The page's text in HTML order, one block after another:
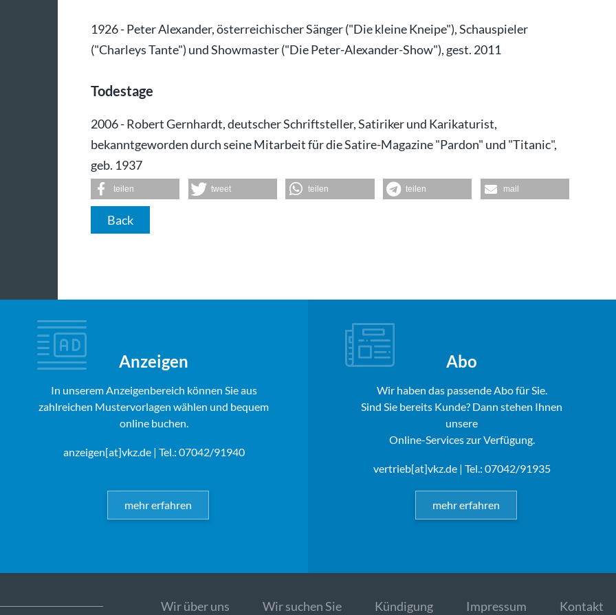
1926 - Peter Alexander, österreichischer Sänger ("Die kleine Kneipe"), Schauspieler
("Charleys Tante") und Showmaster ("Die Peter-Alexander-Show"), gest. 2011
Todestage
2006 - Robert Gernhardt, deutscher Schriftsteller, Satiriker und Karikaturist,
bekanntgeworden durch seine Mitarbeit für die Satire-Magazine "Pardon" und "Titanic",
geb. 1937
teilen tweet teilen teilen mail
Back
Anzeigen
In unserem Anzeigenbereich können Sie aus
zahlreichen Mustervorlagen wählen und bequem
online buchen.
anzeigen[at]vkz.de| Tel.: 07042/91940
mehr erfahren
Abo
Wir haben das passende Abo für Sie.
Sind Sie bereits Kunde? Dann stehen Ihnen
unsere
Online-Services zur Verfügung.
vertrieb[at]vkz.de| Tel.: 07042/91935
mehr erfahren
Wir über uns Wir suchen Sie Kündigung Impressum Kontakt